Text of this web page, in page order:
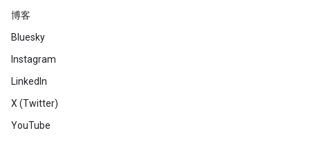
博客
Bluesky
Instagram
LinkedIn
X (Twitter)
YouTube